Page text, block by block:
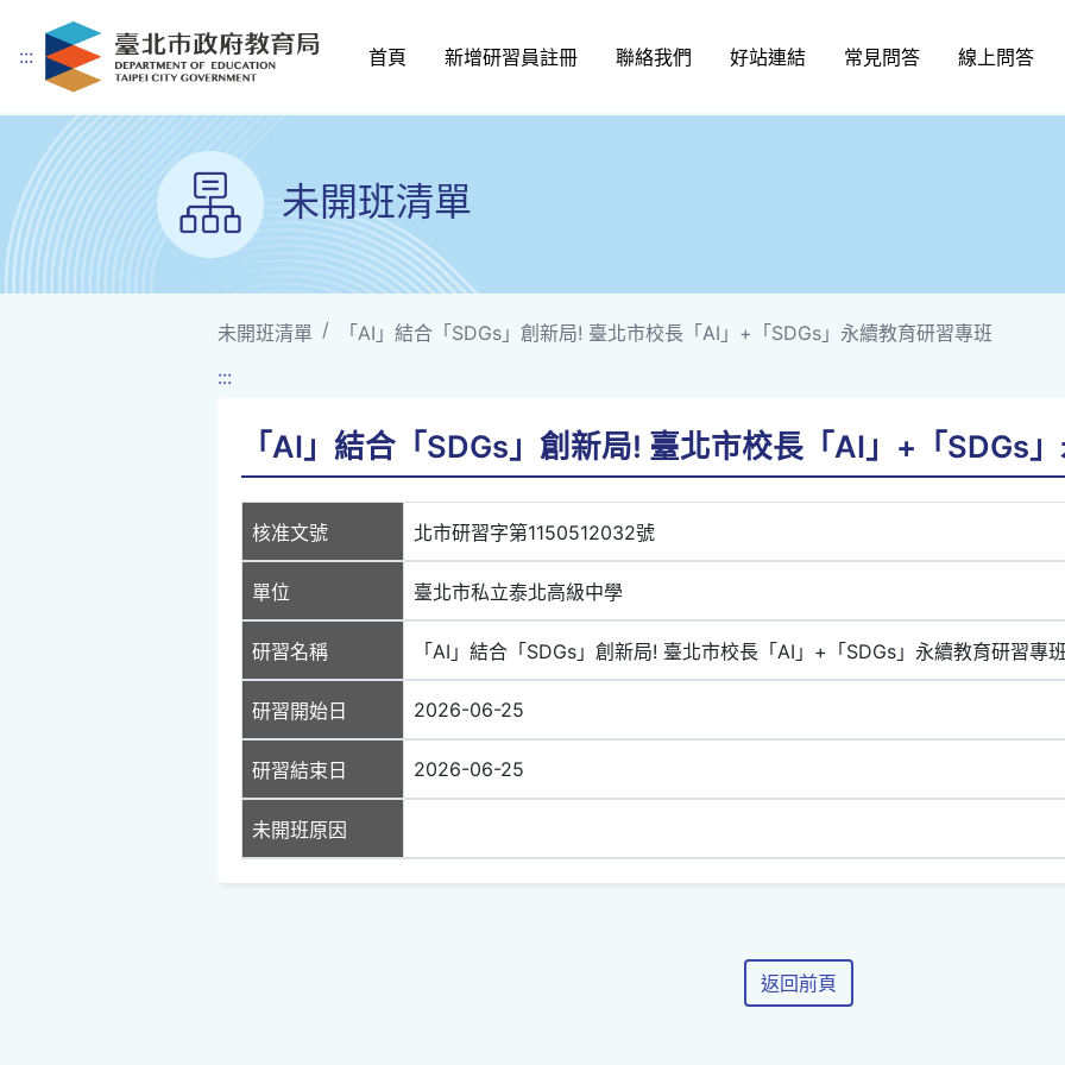
跳到主要內容
::: 首頁 新增研習員註冊 聯絡我們 好站連結 常見問答 線上問答
未開班清單
未開班清單
「AI」結合「SDGs」創新局! 臺北市校長「AI」+「SDGs」永續教育研習專班
:::
「AI」結合「SDGs」創新局! 臺北市校長「AI」+「SDGs
核准文號 北市研習字第1150512032號
單位 臺北市私立泰北高級中學
研習名稱 「AI」結合「SDGs」創新局! 臺北市校長「AI」+「SDGs」永續教育研習專
研習開始日 2026-06-25
研習結束日 2026-06-25
未開班原因
返回前頁